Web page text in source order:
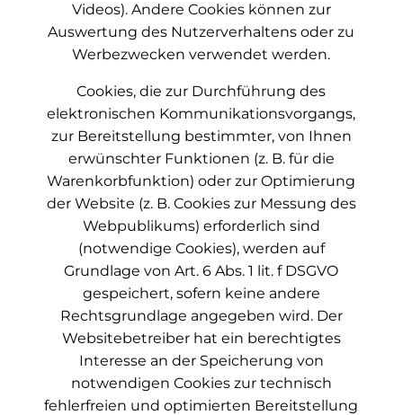
Videos). Andere Cookies können zur
Auswertung des Nutzerverhaltens oder zu
Werbezwecken verwendet werden.
Cookies, die zur Durchführung des
elektronischen Kommunikationsvorgangs,
zur Bereitstellung bestimmter, von Ihnen
erwünschter Funktionen (z. B. für die
Warenkorbfunktion) oder zur Optimierung
der Website (z. B. Cookies zur Messung des
Webpublikums) erforderlich sind
(notwendige Cookies), werden auf
Grundlage von Art. 6 Abs. 1 lit. f DSGVO
gespeichert, sofern keine andere
Rechtsgrundlage angegeben wird. Der
Websitebetreiber hat ein berechtigtes
Interesse an der Speicherung von
notwendigen Cookies zur technisch
fehlerfreien und optimierten Bereitstellung